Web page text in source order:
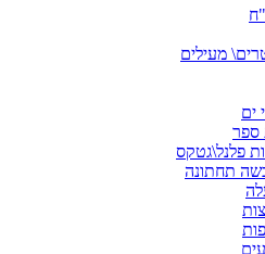
מעילים
ים
ספר
פלנל\גטקס
תחתונה